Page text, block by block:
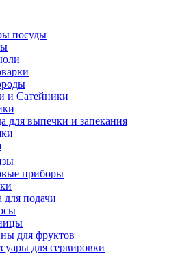
посуды
и Сатейники
для выпечки и запекания
приборы
для подачи
для фруктов
для сервировки